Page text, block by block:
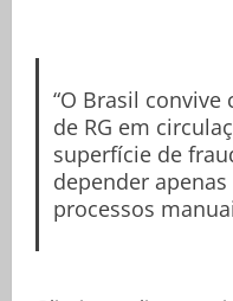
“O Brasil
de RG em
superfície de
depender
processos